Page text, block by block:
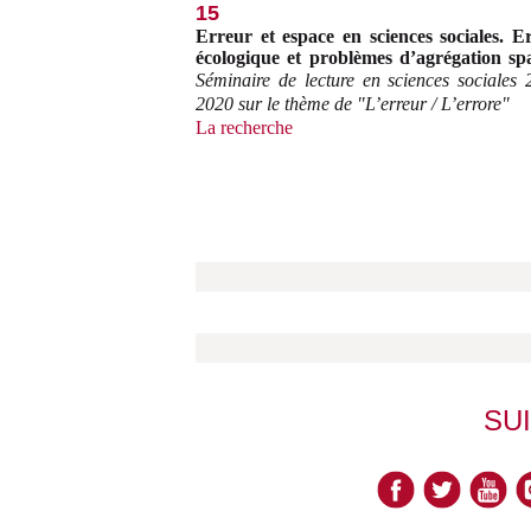
15
Erreur et espace en sciences sociales.
écologique et problèmes d’agrégation
Séminaire de lecture en sciences sociales
2020 sur le thème de "L’erreur / L’errore"
La recherche